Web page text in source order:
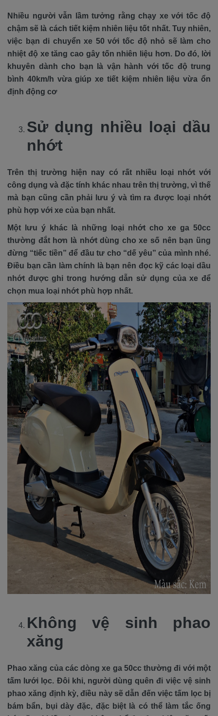
Nhiều người vẫn lầm tưởng rằng chạy xe với tốc độ
chậm sẽ là cách tiết kiệm nhiên liệu tốt nhất. Tuy nhiên,
việc bạn di chuyển xe 50 với tốc độ nhỏ sẽ làm cho
nhiệt độ xe tăng cao gây tốn nhiên liệu hơn. Do đó, lời
khuyên dành cho bạn là vận hành với tốc độ trung
bình 40km/h vừa giúp xe tiết kiệm nhiên liệu vừa ổn
định động cơ
Sử dụng nhiều loại dầu
nhớt
Trên thị trường hiện nay có rất nhiều loại nhớt với
công dụng và đặc tính khác nhau trên thị trường, vì thế
mà bạn cũng cần phải lưu ý và tìm ra được loại nhớt
phù hợp với xe của bạn nhất.
Một lưu ý khác là những loại nhớt cho xe ga 50cc
thường đắt hơn là nhớt dùng cho xe số nên bạn ũng
đừng “tiếc tiền” để đầu tư cho “dế yêu” của mình nhé.
Điều bạn cần làm chính là bạn nên đọc kỹ các loại dầu
nhớt được ghi trong hướng dẫn sử dụng của xe để
chọn mua loại nhớt phù hợp nhất.
Không vệ sinh phao
xăng
Phao xăng của các dòng xe ga 50cc thường đi với một
tấm lưới lọc. Đôi khi, người dùng quên đi việc vệ sinh
phao xăng định kỳ, điều này sẽ dẫn đến việc tấm lọc bị
bám bẩn, bụi dày đặc, đặc biệt là có thể làm tắc ống